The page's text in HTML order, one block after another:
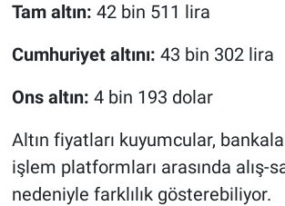
Tam altın: 42 bin 511 lira
Cumhuriyet altını: 43 bin 302 lira
Ons altın: 4 bin 193 dolar
Altın fiyatları kuyumcular,
işlem platformları arasında alış-
nedeniyle farklılık gösterebiliyor.